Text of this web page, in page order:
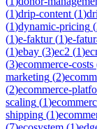
(1)drip-content (1)
(1)dynamic-pricing (
(1)e-faktur(1)e-
(1)ebay (3)ec2 (1)
(3)ecommerce-costs
marketing (2)
(2)ecommerce-
scaling (1)
shipping (1)